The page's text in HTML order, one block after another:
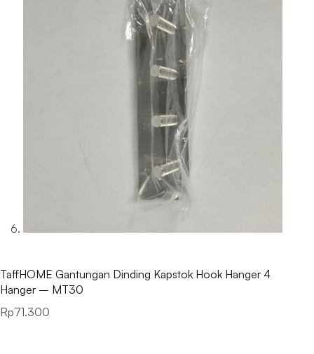
TaffHOME Gantungan Dinding Kapstok Hook Hanger 4
Hanger – MT30
Rp71.300